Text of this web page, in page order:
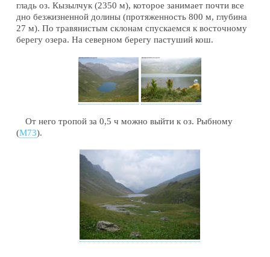
гладь оз. Кызылчук (2350 м), которое занимает почти все
дно безжизненной долины (протяженность 800 м, глубина
27 м). По травянистым склонам спускаемся к восточному
берегу озера. На северном берегу пастуший кош.
От него тропой за 0,5 ч можно выйти к оз. Рыбному
(М73).